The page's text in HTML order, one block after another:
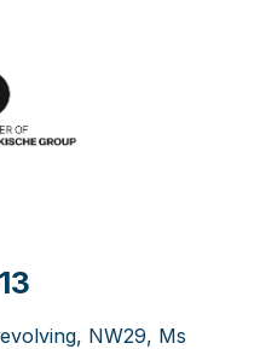
NW29, Ms